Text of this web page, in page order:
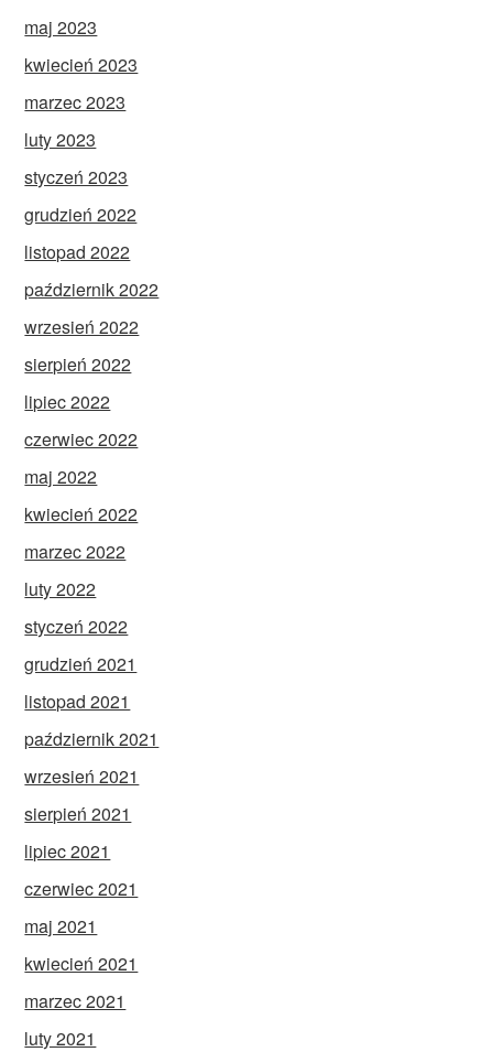
maj 2023
kwiecień 2023
marzec 2023
luty 2023
styczeń 2023
grudzień 2022
listopad 2022
październik 2022
wrzesień 2022
sierpień 2022
lipiec 2022
czerwiec 2022
maj 2022
kwiecień 2022
marzec 2022
luty 2022
styczeń 2022
grudzień 2021
listopad 2021
październik 2021
wrzesień 2021
sierpień 2021
lipiec 2021
czerwiec 2021
maj 2021
kwiecień 2021
marzec 2021
luty 2021